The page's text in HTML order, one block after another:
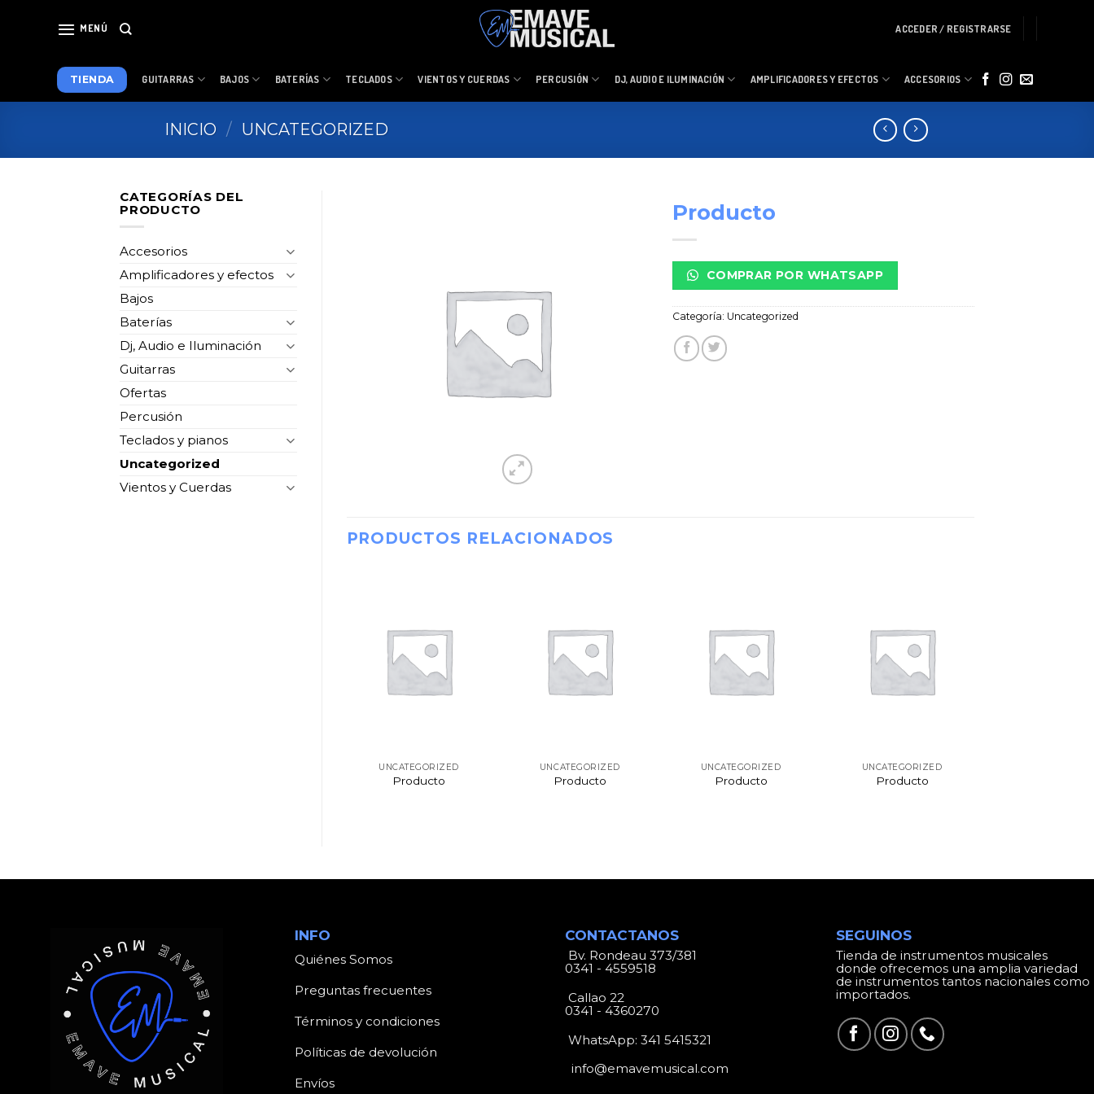
MENÚ ACCEDER / REGISTRARSE
TIENDA GUITARRAS BAJOS BATERÍAS TECLADOS VIENTOS Y CUERDAS PERCUSIÓN DJ, AUDIO E ILUMINACIÓN AMPLIFICADORES Y EFECTOS ACCESORIOS
INICIO / UNCATEGORIZED
CATEGORÍAS DEL
PRODUCTO
Accesorios
Amplificadores y efectos
Bajos
Baterías
Dj, Audio e Iluminación
Guitarras
Ofertas
Percusión
Teclados y pianos
Uncategorized
Vientos y Cuerdas
Producto
COMPRAR POR WHATSAPP
Categoría: Uncategorized
PRODUCTOS RELACIONADOS
UNCATEGORIZED
Producto
UNCATEGORIZED
Producto
UNCATEGORIZED
Producto
UNCATEGORIZED
Producto
INFO
Quiénes Somos
Preguntas frecuentes
Términos y condiciones
Políticas de devolución
Envíos
CONTACTANOS
Bv. Rondeau 373/381
0341 - 4559518
Callao 22
0341 - 4360270
WhatsApp:341 5415321
info@emavemusical.com
SEGUINOS
Tienda de instrumentos musicales
donde ofrecemos una amplia variedad
de instrumentos tantos nacionales como
importados.